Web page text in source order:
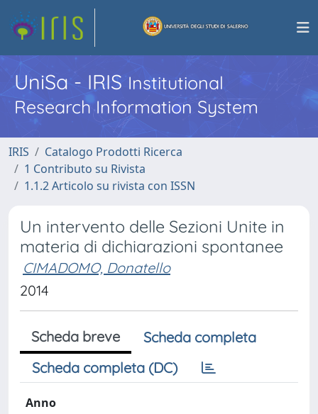
UniSa - IRISInstitutional
Research Information System
IRIS
Catalogo Prodotti Ricerca
1 Contributo su Rivista
1.1.2 Articolo su rivista con ISSN
Un intervento delle Sezioni Unite in
materia di dichiarazioni spontanee
CIMADOMO, Donatello
2014
Scheda breve
Scheda completa
Scheda completa (DC)
Anno